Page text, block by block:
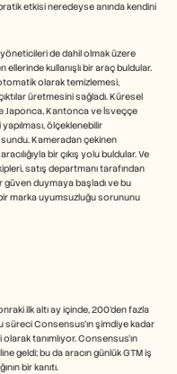
etkisi neredeyse anında kendini
de dahil olmak üzere
kullanışlı bir araç buldular.
olarak temizlemesi,
üretmesini sağladı. Küresel
Japonca, Kantonca ve İsveççe
ölçeklenebilir
Kameradan çekinen
bir çıkış yolu buldular. Ve
satış departmanı tarafından
duymaya başladı ve bu
marka uyumsuzluğu sorununu
ilk altı ay içinde, 200'den fazla
süreci Consensus'ın şimdiye kadar
tanımlıyor. Consensus'ın
geldi; bu da aracın günlük GTM iş
bir kanıtı.